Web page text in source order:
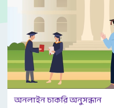
অনলাইন চাকরি অনুসন্ধান